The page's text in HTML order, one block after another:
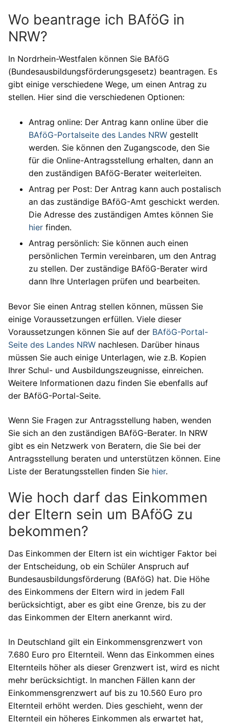
Wo beantrage ich BAföG in
NRW?
In Nordrhein-Westfalen können Sie BAföG
(Bundesausbildungsförderungsgesetz) beantragen. Es
gibt einige verschiedene Wege, um einen Antrag zu
stellen. Hier sind die verschiedenen Optionen:
Antrag online: Der Antrag kann online über die
BAföG-Portalseite des Landes NRW gestellt
werden. Sie können den Zugangscode, den Sie
für die Online-Antragsstellung erhalten, dann an
den zuständigen BAföG-Berater weiterleiten.
Antrag per Post: Der Antrag kann auch postalisch
an das zuständige BAföG-Amt geschickt werden.
Die Adresse des zuständigen Amtes können Sie
hier finden.
Antrag persönlich: Sie können auch einen
persönlichen Termin vereinbaren, um den Antrag
zu stellen. Der zuständige BAföG-Berater wird
dann Ihre Unterlagen prüfen und bearbeiten.
Bevor Sie einen Antrag stellen können, müssen Sie
einige Voraussetzungen erfüllen. Viele dieser
Voraussetzungen können Sie auf der BAföG-Portal-
Seite des Landes NRW nachlesen. Darüber hinaus
müssen Sie auch einige Unterlagen, wie z.B. Kopien
Ihrer Schul- und Ausbildungszeugnisse, einreichen.
Weitere Informationen dazu finden Sie ebenfalls auf
der BAföG-Portal-Seite.
Wenn Sie Fragen zur Antragsstellung haben, wenden
Sie sich an den zuständigen BAföG-Berater. In NRW
gibt es ein Netzwerk von Beratern, die Sie bei der
Antragsstellung beraten und unterstützen können. Eine
Liste der Beratungsstellen finden Sie hier.
Wie hoch darf das Einkommen
der Eltern sein um BAföG zu
bekommen?
Das Einkommen der Eltern ist ein wichtiger Faktor bei
der Entscheidung, ob ein Schüler Anspruch auf
Bundesausbildungsförderung (BAföG) hat. Die Höhe
des Einkommens der Eltern wird in jedem Fall
berücksichtigt, aber es gibt eine Grenze, bis zu der
das Einkommen der Eltern anerkannt wird.
In Deutschland gilt ein Einkommensgrenzwert von
7.680 Euro pro Elternteil. Wenn das Einkommen eines
Elternteils höher als dieser Grenzwert ist, wird es nicht
mehr berücksichtigt. In manchen Fällen kann der
Einkommensgrenzwert auf bis zu 10.560 Euro pro
Elternteil erhöht werden. Dies geschieht, wenn der
Elternteil ein höheres Einkommen als erwartet hat,